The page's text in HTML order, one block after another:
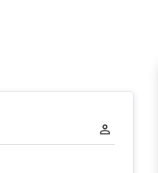
perm_identity